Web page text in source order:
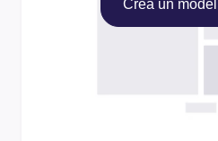
Crea un